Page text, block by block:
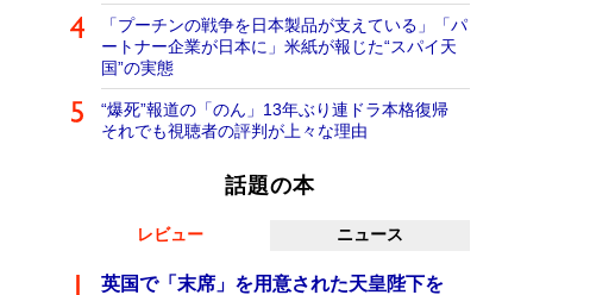
「プーチンの戦争を日本製品が支えている」「パ
ートナー企業が日本に」米紙が報じた“スパイ天
国”の実態
“爆死”報道の「のん」13年ぶり連ドラ本格復帰
それでも視聴者の評判が上々な理由
話題の本
レビュー ニュース
英国で「末席」を用意された天皇陛下を